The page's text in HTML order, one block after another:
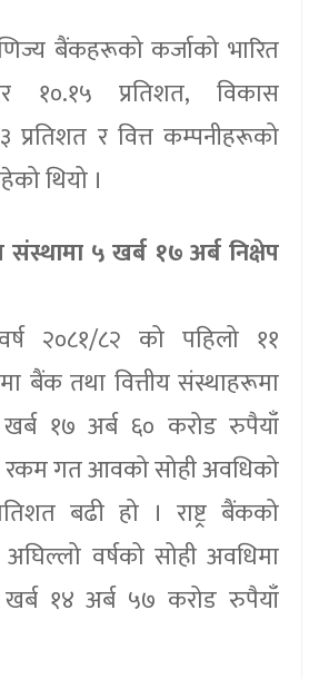
बैंकहरूको कर्जाको भारित
१०.१५ प्रतिशत, विकास
र वित्त कम्पनीहरूको
थियो ।
५ खर्ब १७ अर्ब निक्षेप
२०८१/८२ को पहिलो ११
बैंक तथा वित्तीय संस्थाहरूमा
१७ अर्ब ६० करोड रुपैयाँ
रकम गत आवको सोही अवधिको
बढी हो । राष्ट्र बैंकको
वर्षको सोही अवधिमा
खर्ब १४ अर्ब ५७ करोड रुपैयाँ